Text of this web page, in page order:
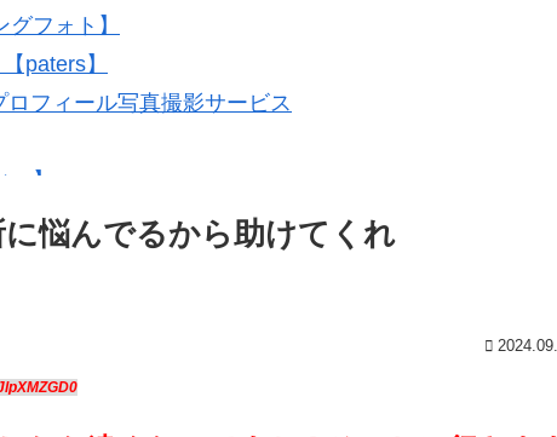
フォト】
paters】
ロフィール写真撮影サービス
】
悩んでるから助けてくれ